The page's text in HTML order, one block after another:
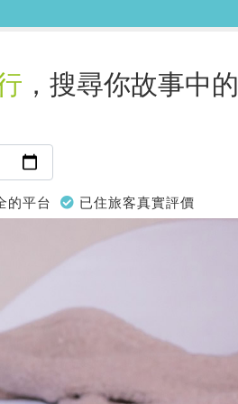
，搜尋你故事中的
的平台 已住旅客真實評價